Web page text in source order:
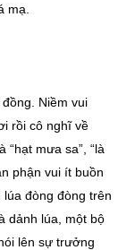
mạ.
Niềm vui
rồi cô nghĩ về
mưa sa”, “là
phận vui ít buồn
đòng đòng trên
dảnh lúa, một bộ
lên sự trưởng